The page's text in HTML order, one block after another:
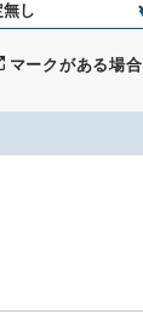
マークがある場